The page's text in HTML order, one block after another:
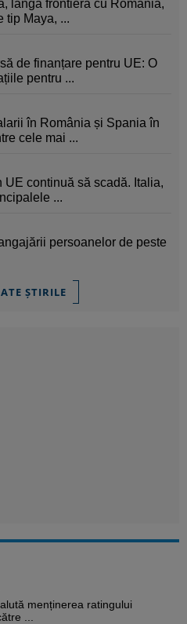
lângă frontiera cu România,
tip Maya, ...
de finanțare pentru UE: O
pentru ...
în România și Spania în
cele mai ...
UE continuă să scadă. Italia,
...
persoanelor de peste
ȘTIRILE
menținerea ratingului
...